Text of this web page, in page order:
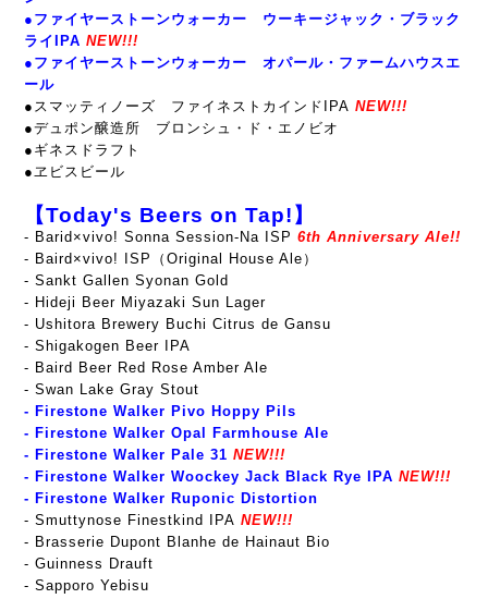
●ファイヤーストーンウォーカー ウーキージャック・ブラック
ライIPA NEW!!!
●ファイヤーストーンウォーカー オパール・ファームハウスエ
ール
●スマッティノーズ ファイネストカインドIPA NEW!!!
●デュポン醸造所 ブロンシュ・ド・エノビオ
●ギネスドラフト
●ヱビスビール
【Today's Beers on Tap!】
- Barid×vivo! Sonna Session-Na ISP 6th Anniversary Ale!!
- Baird×vivo! ISP（Original House Ale）
- Sankt Gallen Syonan Gold
- Hideji Beer Miyazaki Sun Lager
- Ushitora Brewery Buchi Citrus de Gansu
- Shigakogen Beer IPA
- Baird Beer Red Rose Amber Ale
- Swan Lake Gray Stout
- Firestone Walker Pivo Hoppy Pils
- Firestone Walker Opal Farmhouse Ale
- Firestone Walker Pale 31 NEW!!!
- Firestone Walker Woockey Jack Black Rye IPA NEW!!!
- Firestone Walker Ruponic Distortion
- Smuttynose Finestkind IPA NEW!!!
- Brasserie Dupont Blanhe de Hainaut Bio
- Guinness Drauft
- Sapporo Yebisu